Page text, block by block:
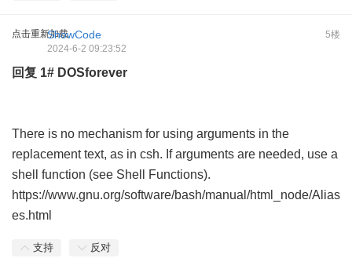
点击重新加载 5楼
ShowCode
2024-6-2 09:23:52
回复 1# DOSforever
There is no mechanism for using arguments in the
replacement text, as in csh. If arguments are needed, use a
shell function (see Shell Functions).
https://www.gnu.org/software/bash/manual/html_node/Alias
es.html
支持 反对